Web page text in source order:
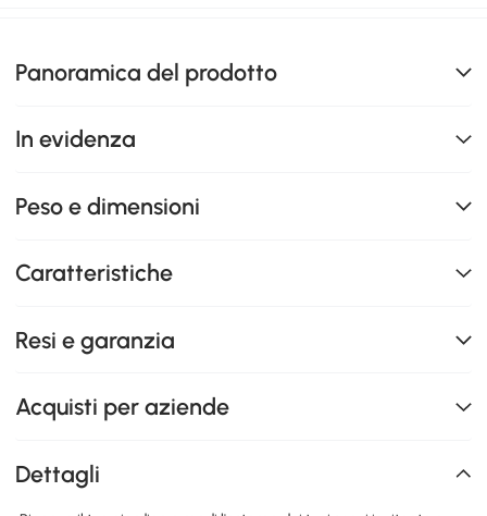
Panoramica del prodotto
In evidenza
Peso e dimensioni
Caratteristiche
Resi e garanzia
Acquisti per aziende
Dettagli